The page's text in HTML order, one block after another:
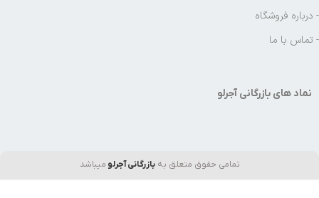
- درباره فروشگاه
- تماس با ما
نماد های بازرگانی آجرلو
تمامی حقوق متعلق بهبازرگانی آجرلو میباشد